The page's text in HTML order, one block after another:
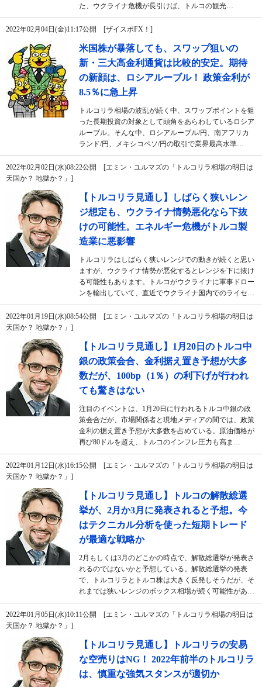
た、ウクライナ危機が長引けば、トルコの観光…
2022年02月04日(金)11:17公開 [ザイスポFX！]
米国株が暴落しても、スワップ狙いの
新・三大高金利通貨は比較的安定。期待
の新顔は、ロシアルーブル！ 政策金利が
8.5％に急上昇
トルコリラ相場の波乱が続く中、スワップポイントを狙
った長期投資の対象として頭角をあらわしているロシア
ルーブル。そんな中、ロシアルーブル/円、南アフリカ
ランド/円、メキシコペソ/円の取引で業界最高水準…
2022年02月02日(水)08:22公開 [エミン・ユルマズの「トルコリラ相場の明日は
天国か？ 地獄か？」]
【トルコリラ見通し】しばらく狭いレン
ジ想定も、ウクライナ情勢悪化なら下抜
けの可能性。エネルギー危機がトルコ製
造業に悪影響
トルコリラはしばらく狭いレンジでの動きが続くと思い
ますが、ウクライナ情勢が悪化するとレンジを下に抜け
る可能性もあります。トルコがウクライナに軍事ドロー
ンを輸出していて、直近でウクライナ国内でのライセ…
2022年01月19日(水)08:54公開 [エミン・ユルマズの「トルコリラ相場の明日は
天国か？ 地獄か？」]
【トルコリラ見通し】1月20日のトルコ中
銀の政策会合、金利据え置き予想が大多
数だが、100bp（1％）の利下げが行われ
ても驚きはない
注目のイベントは、1月20日に行われるトルコ中銀の政
策会合だが、市場関係者と現地メディアの間では、政策
金利の据え置き予想が大多数を占めている。原油価格が
再び80ドルを超え、トルコのインフレ圧力も高ま…
2022年01月12日(水)16:15公開 [エミン・ユルマズの「トルコリラ相場の明日は
天国か？ 地獄か？」]
【トルコリラ見通し】トルコの解散総選
挙が、2月か3月に発表されると予想。今
はテクニカル分析を使った短期トレード
が最適な戦略か
2月もしくは3月のどこかの時点で、解散総選挙が発表さ
れるのではないかと予想している。解散総選挙の発表
で、トルコリラとトルコ株は大きく反発しそうだが、そ
れまでは狭いレンジのボックス相場が続く可能性があ…
2022年01月05日(水)10:11公開 [エミン・ユルマズの「トルコリラ相場の明日は
天国か？ 地獄か？」]
【トルコリラ見通し】トルコリラの安易
な空売りはNG！ 2022年前半のトルコリラ
は、慎重な強気スタンスが適切か